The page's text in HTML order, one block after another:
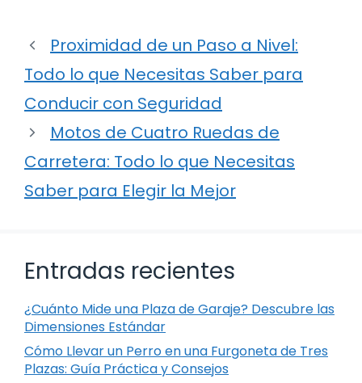
Proximidad de un Paso a Nivel:
Todo lo que Necesitas Saber para
Conducir con Seguridad
Motos de Cuatro Ruedas de
Carretera: Todo lo que Necesitas
Saber para Elegir la Mejor
Entradas recientes
¿Cuánto Mide una Plaza de Garaje? Descubre las
Dimensiones Estándar
Cómo Llevar un Perro en una Furgoneta de Tres
Plazas: Guía Práctica y Consejos